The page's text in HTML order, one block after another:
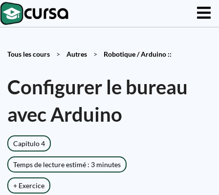
Tous les cours > Autres > Robotique / Arduino ::
Configurer le bureau
avec Arduino
Capítulo 4
Temps de lecture estimé : 3 minutes
+ Exercice